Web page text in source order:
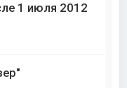
1 июля 2012